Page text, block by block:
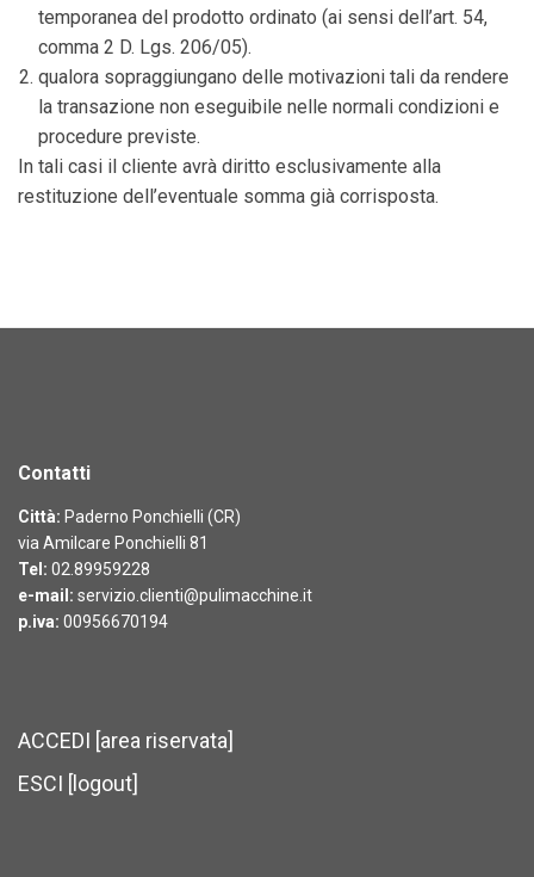
temporanea del prodotto ordinato (ai sensi dell’art. 54,
comma 2 D. Lgs. 206/05).
qualora sopraggiungano delle motivazioni tali da rendere
la transazione non eseguibile nelle normali condizioni e
procedure previste.
In tali casi il cliente avrà diritto esclusivamente alla
restituzione dell’eventuale somma già corrisposta.
Contatti
Città: Paderno Ponchielli (CR)
via Amilcare Ponchielli 81
Tel: 02.89959228
e-mail: servizio.clienti@pulimacchine.it
p.iva: 00956670194
ACCEDI [area riservata]
ESCI [logout]